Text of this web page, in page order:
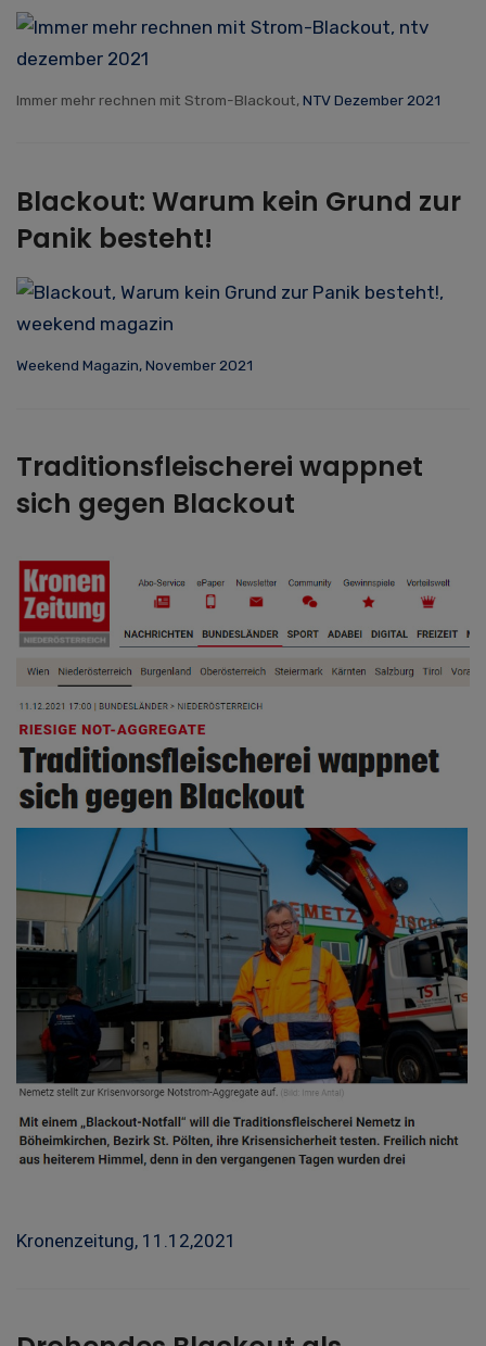
Immer mehr rechnen mit Strom-Blackout,NTV Dezember 2021
Blackout: Warum kein Grund zur
Panik besteht!
Weekend Magazin, November 2021
Traditionsfleischerei wappnet
sich gegen Blackout
Kronenzeitung, 11.12,2021